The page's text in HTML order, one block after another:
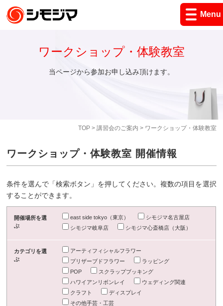
Menu
TOP> 講習会のご案内 > ワークショップ・体験教室
ワークショップ・体験教室
当ページから参加お申し込み頂けます。
ワークショップ・体験教室 開催情報
条件を選んで「検索ボタン」を押してください。複数の項目を選択
することができます。
開催場所を選
ぶ
east side tokyo（東京）
シモジマ名古屋店
シモジマ岐阜店
シモジマ心斎橋店（大阪）
カテゴリを選
ぶ
アーティフィシャルフラワー
プリザーブドフラワー
ラッピング
POP
スクラップブッキング
ハワイアンリボンレイ
ウェディング関連
クラフト
ディスプレイ
その他手芸・工芸